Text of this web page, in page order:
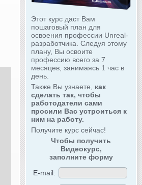
Этот курс даст Вам
пошаговый план для
освоения профессии Unreal-
разработчика. Следуя этому
плану, Вы освоите
профессию всего за 7
месяцев, занимаясь 1 час в
день.
Также Вы узнаете, как
сделать так, чтобы
работодатели сами
просили Вас устроиться к
ним на работу.
Получите курс сейчас!
Чтобы получить
Видеокурс,
заполните форму
E-mail: